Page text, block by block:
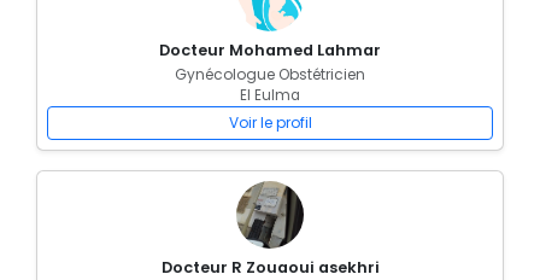
Docteur Mohamed Lahmar
Gynécologue Obstétricien
El Eulma
Voir le profil
Docteur R Zouaoui asekhri